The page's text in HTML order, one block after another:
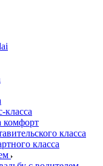
класса
комфорт
класса
класса